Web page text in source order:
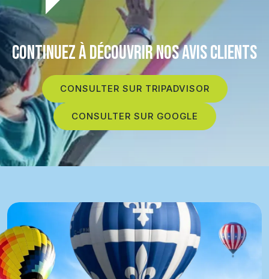
CONTINUEZ À DÉCOUVRIR NOS AVIS CLIENTS
CONSULTER SUR TRIPADVISOR
CONSULTER SUR GOOGLE